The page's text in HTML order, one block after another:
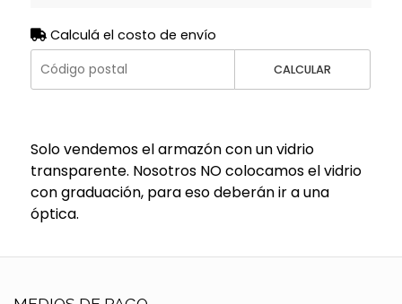
Calculá el costo de envío
CALCULAR
Solo vendemos el armazón con un vidrio
transparente. Nosotros NO colocamos el vidrio
con graduación, para eso deberán ir a una
óptica.